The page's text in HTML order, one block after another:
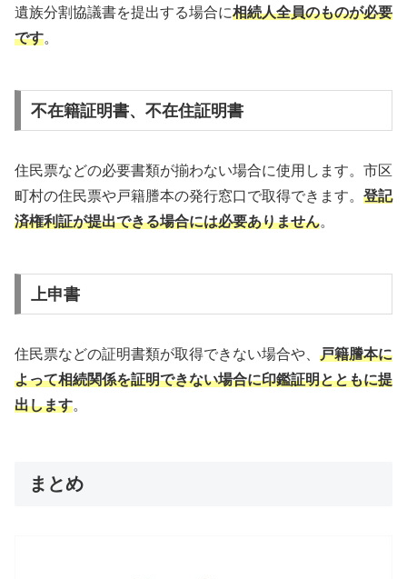
遺族分割協議書を提出する場合に相続人全員のものが必要
です。
不在籍証明書、不在住証明書
住民票などの必要書類が揃わない場合に使用します。市区
町村の住民票や戸籍謄本の発行窓口で取得できます。 登記
済権利証が提出できる場合には必要ありません。
上申書
住民票などの証明書類が取得できない場合や、 戸籍謄本に
よって相続関係を証明できない場合に印鑑証明とともに提
出します。
まとめ